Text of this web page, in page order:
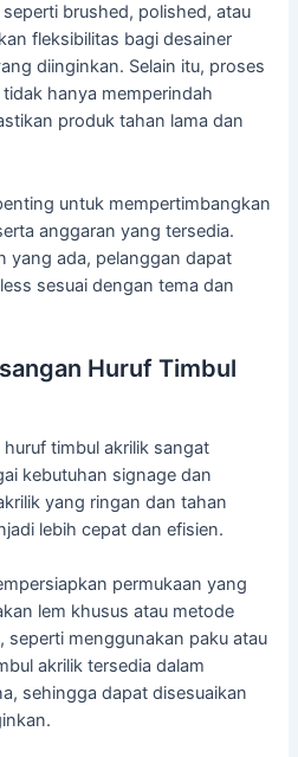
brushed, polished, atau
fleksibilitas bagi desainer
diinginkan. Selain itu, proses
hanya memperindah
produk tahan lama dan
untuk mempertimbangkan
anggaran yang tersedia.
yang ada, pelanggan dapat
sesuai dengan tema dan
Huruf Timbul
timbul akrilik sangat
kebutuhan signage dan
yang ringan dan tahan
lebih cepat dan efisien.
permukaan yang
lem khusus atau metode
seperti menggunakan paku atau
akrilik tersedia dalam
sehingga dapat disesuaikan